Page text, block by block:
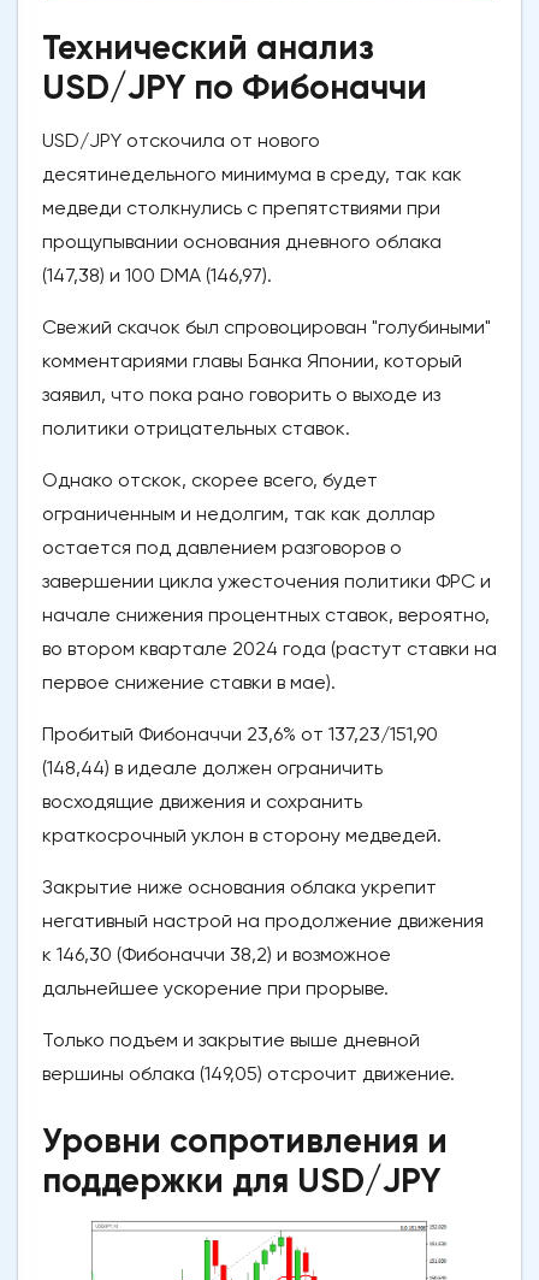
Технический анализ
USD/JPY по Фибоначчи
USD/JPY отскочила от нового
десятинедельного минимума в среду, так как
медведи столкнулись с препятствиями при
прощупывании основания дневного облака
(147,38) и 100 DMA (146,97).
Свежий скачок был спровоцирован "голубиными"
комментариями главы Банка Японии, который
заявил, что пока рано говорить о выходе из
политики отрицательных ставок.
Однако отскок, скорее всего, будет
ограниченным и недолгим, так как доллар
остается под давлением разговоров о
завершении цикла ужесточения политики ФРС и
начале снижения процентных ставок, вероятно,
во втором квартале 2024 года (растут ставки на
первое снижение ставки в мае).
Пробитый Фибоначчи 23,6% от 137,23/151,90
(148,44) в идеале должен ограничить
восходящие движения и сохранить
краткосрочный уклон в сторону медведей.
Закрытие ниже основания облака укрепит
негативный настрой на продолжение движения
к 146,30 (Фибоначчи 38,2) и возможное
дальнейшее ускорение при прорыве.
Только подъем и закрытие выше дневной
вершины облака (149,05) отсрочит движение.
Уровни сопротивления и
поддержки для USD/JPY